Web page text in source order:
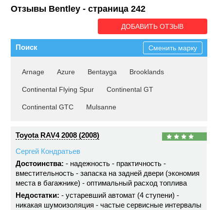
Отзывы Bentley - cтраница 242
ДОБАВИТЬ ОТЗЫВ
Поиск Сменить марку
Arnage Azure Bentayga Brooklands
Continental Flying Spur Continental GT
Continental GTC Mulsanne
Toyota RAV4 2008 (2008)
Сергей Кондратьев
Достоинства: - надежность - практичность -
вместительность - запаска на задней двери (экономия
места в багажнике) - оптимальный расход топлива
Недостатки: - устаревший автомат (4 ступени) -
никакая шумоизоляция - частые сервисные интервалы